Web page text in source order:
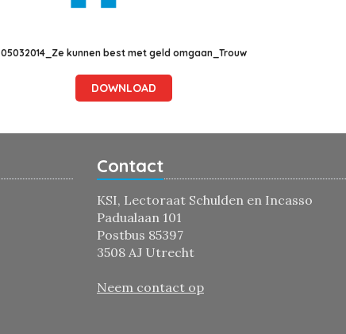
05032014_Ze kunnen best met geld omgaan_Trouw
DOWNLOAD
Contact
KSI, Lectoraat Schulden en Incasso
Padualaan 101
Postbus 85397
3508 AJ Utrecht
Neem contact op